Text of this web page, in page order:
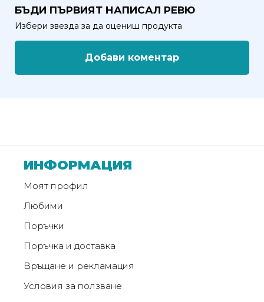
2026
Всички
Маркетинг
БЪДИ ПЪРВИЯТ НАПИСАЛ РЕВЮ
Избери звезда за да оцениш продукта
Добави коментар
ИНФОРМАЦИЯ
Моят профил
Любими
Поръчки
Поръчка и доставка
Връщане и рекламация
Условия за ползване